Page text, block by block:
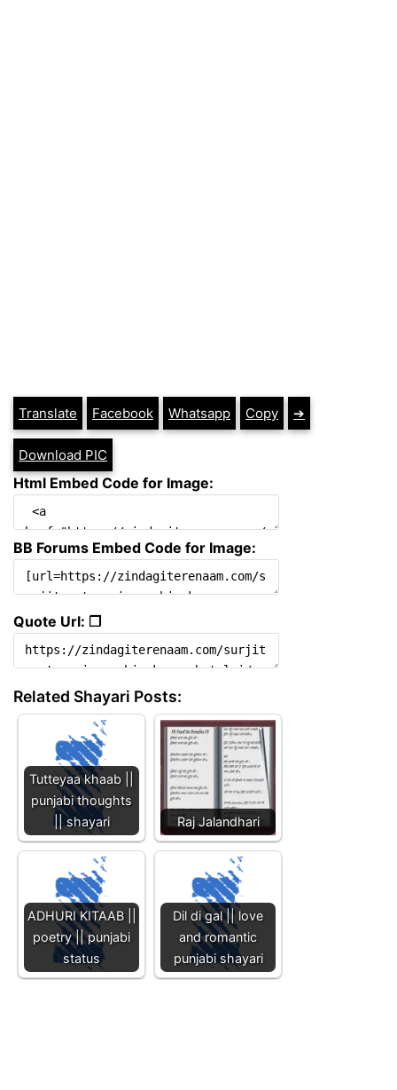
Translate Facebook Whatsapp Copy ➔
Download PIC
Html Embed Code for Image:
BB Forums Embed Code for Image:
Quote Url: ❐
Related Shayari Posts:
Tutteyaa khaab ||
punjabi thoughts
|| shayari
Raj Jalandhari
ADHURI KITAAB ||
poetry || punjabi
status
Dil di gal || love
and romantic
punjabi shayari